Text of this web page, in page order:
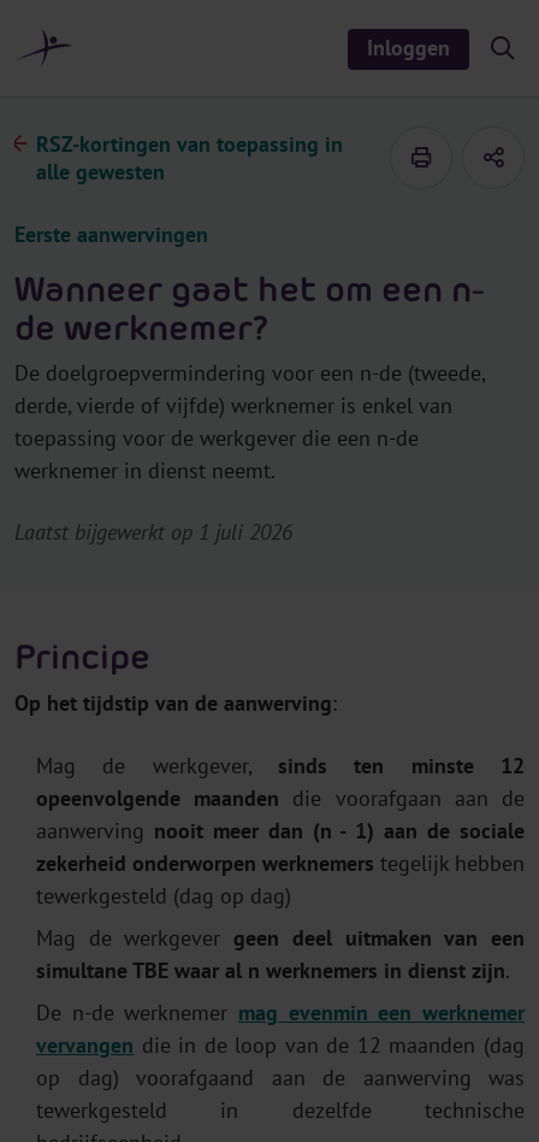
Inloggen
S
i
RSZ-kortingen van toepassing in
alle gewesten
Eerste aanwervingen
Wanneer gaat het om een n-
de werknemer?
De doelgroepvermindering voor een n-de (tweede,
derde, vierde of vijfde) werknemer is enkel van
toepassing voor de werkgever die een n-de
werknemer in dienst neemt.
Laatst bijgewerkt op 1 juli 2026
Principe
Op het tijdstip van de aanwerving:
Mag de werkgever, sinds ten minste 12
opeenvolgende maanden die voorafgaan aan de
aanwerving nooit meer dan (n - 1) aan de sociale
zekerheid onderworpen werknemers tegelijk hebben
tewerkgesteld (dag op dag)
Mag de werkgever geen deel uitmaken van een
simultane TBE waar al n werknemers in dienst zijn.
De n-de werknemer mag evenmin een werknemer
vervangen die in de loop van de 12 maanden (dag
op dag) voorafgaand aan de aanwerving was
tewerkgesteld in dezelfde technische